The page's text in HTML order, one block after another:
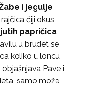
i jegulje
čiji okus
papričica.
u brudet se
koliko u loncu
Pave i
samo može